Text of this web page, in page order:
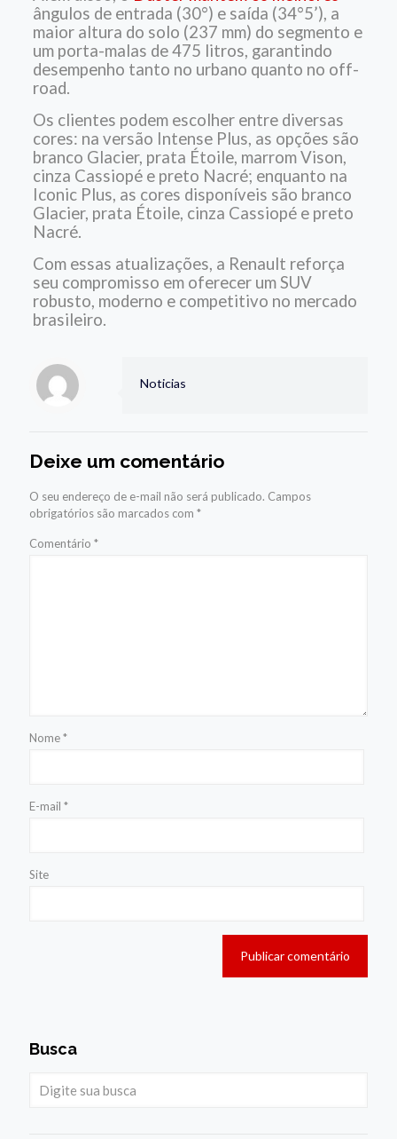
ângulos de entrada (30°) e saída (34°5’), a
maior altura do solo (237 mm) do segmento e
um porta-malas de 475 litros, garantindo
desempenho tanto no urbano quanto no off-
road.
Os clientes podem escolher entre diversas
cores: na versão Intense Plus, as opções são
branco Glacier, prata Étoile, marrom Vison,
cinza Cassiopé e preto Nacré; enquanto na
Iconic Plus, as cores disponíveis são branco
Glacier, prata Étoile, cinza Cassiopé e preto
Nacré.
Com essas atualizações, a Renault reforça
seu compromisso em oferecer um SUV
robusto, moderno e competitivo no mercado
brasileiro.
Noticias
Deixe um comentário
O seu endereço de e-mail não será publicado. Campos
obrigatórios são marcados com *
Comentário *
Nome*
E-mail *
Site
Busca